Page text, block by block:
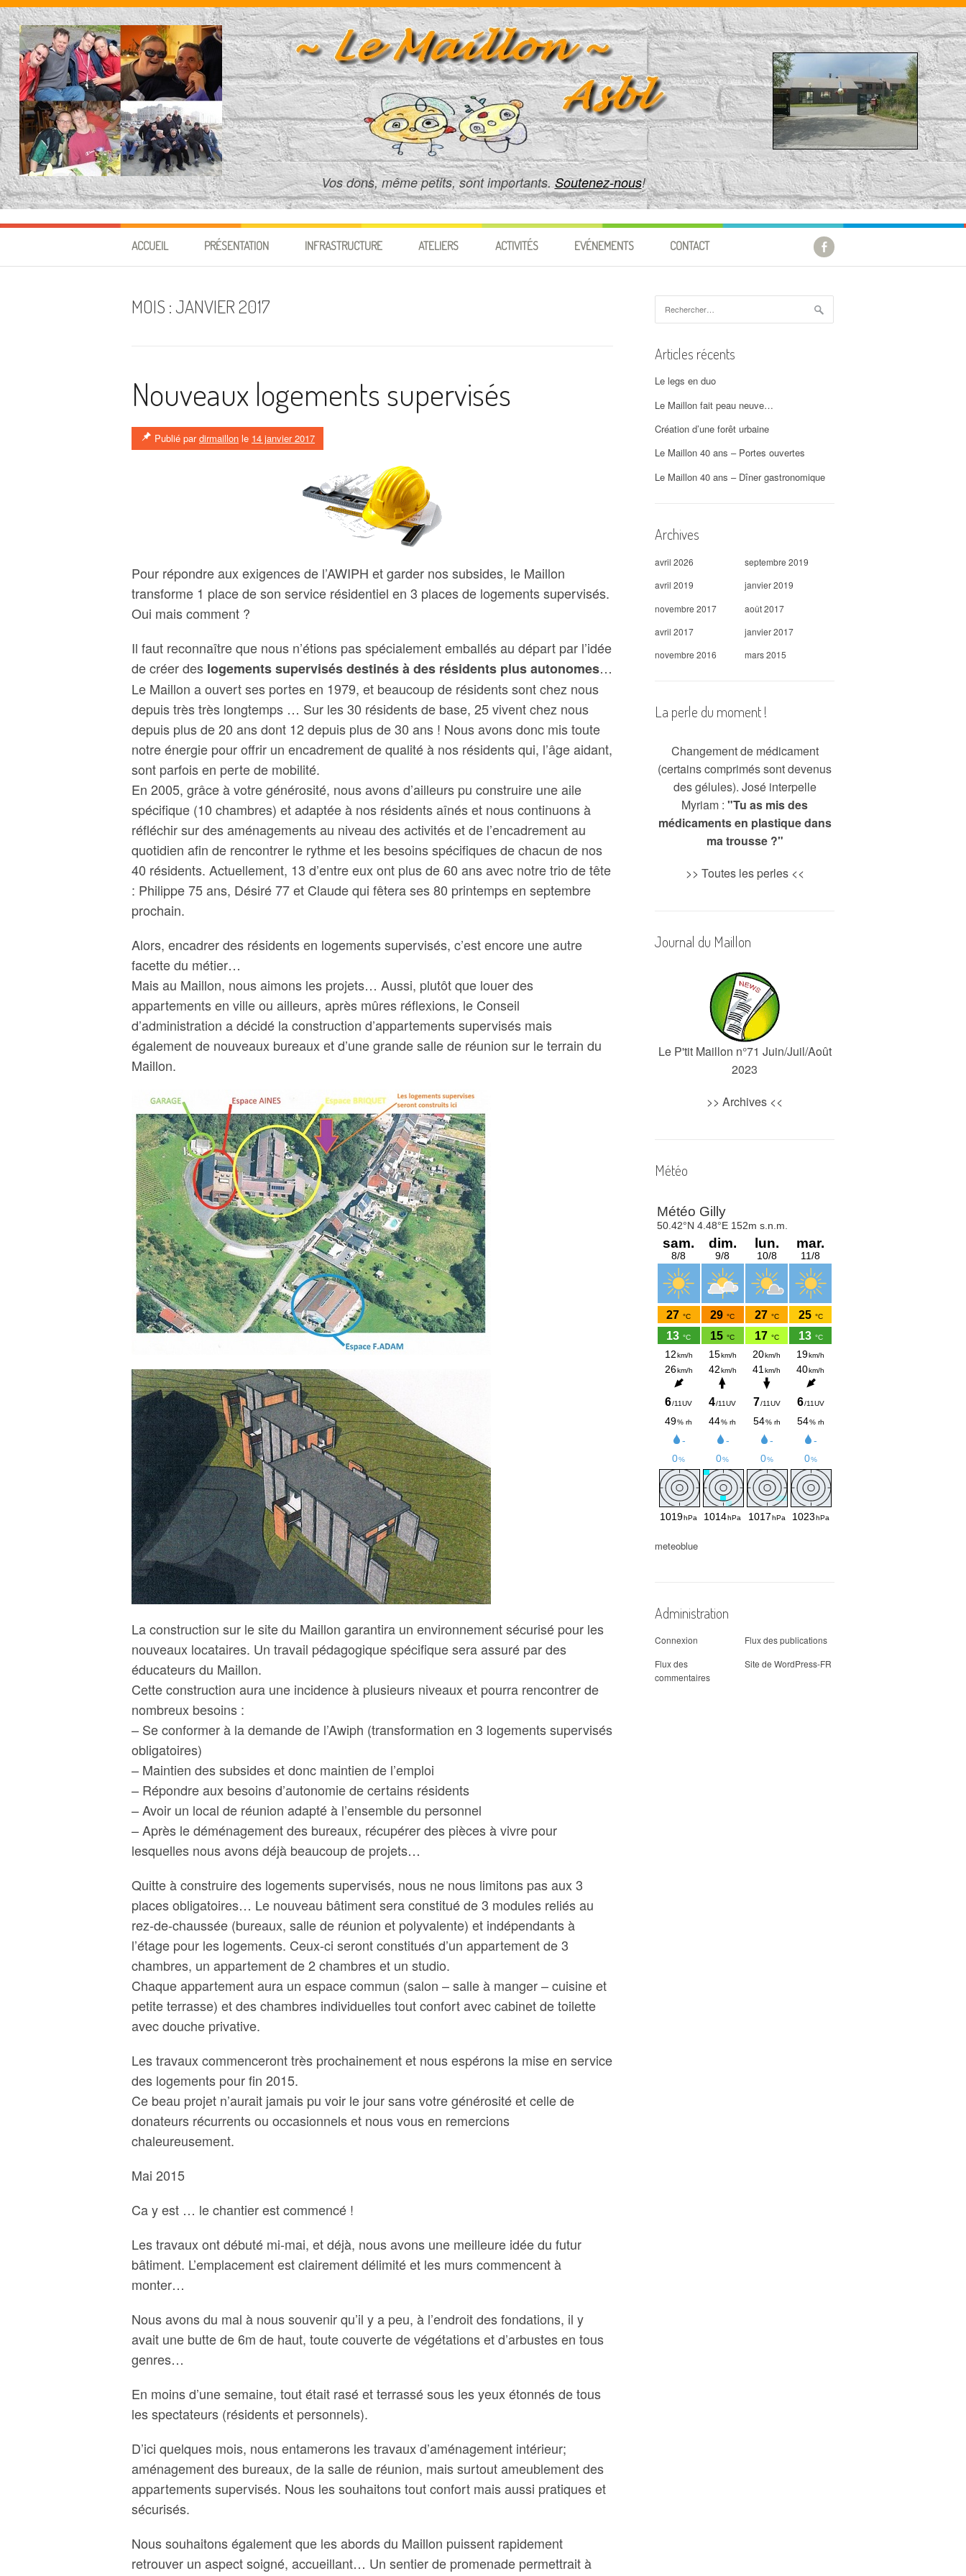
Aller au contenu
Vos dons, même petits, sont importants.Soutenez-nous!
ACCUEIL PRÉSENTATION INFRASTRUCTURE ATELIERS ACTIVITÉS EVÉNEMENTS CONTACT
MOIS : JANVIER 2017
Nouveaux logements supervisés
Publié pardirmaillon le 14 janvier 2017
Pour répondre aux exigences de l’AWIPH et garder nos subsides, le Maillon
transforme 1 place de son service résidentiel en 3 places de logements supervisés.
Oui mais comment ?
Il faut reconnaître que nous n’étions pas spécialement emballés au départ par l’idée
de créer des logements supervisés destinés à des résidents plus autonomes…
Le Maillon a ouvert ses portes en 1979, et beaucoup de résidents sont chez nous
depuis très très longtemps … Sur les 30 résidents de base, 25 vivent chez nous
depuis plus de 20 ans dont 12 depuis plus de 30 ans ! Nous avons donc mis toute
notre énergie pour offrir un encadrement de qualité à nos résidents qui, l’âge aidant,
sont parfois en perte de mobilité.
En 2005, grâce à votre générosité, nous avons d’ailleurs pu construire une aile
spécifique (10 chambres) et adaptée à nos résidents aînés et nous continuons à
réfléchir sur des aménagements au niveau des activités et de l’encadrement au
quotidien afin de rencontrer le rythme et les besoins spécifiques de chacun de nos
40 résidents. Actuellement, 13 d’entre eux ont plus de 60 ans avec notre trio de tête
: Philippe 75 ans, Désiré 77 et Claude qui fêtera ses 80 printemps en septembre
prochain.
Alors, encadrer des résidents en logements supervisés, c’est encore une autre
facette du métier…
Mais au Maillon, nous aimons les projets… Aussi, plutôt que louer des
appartements en ville ou ailleurs, après mûres réflexions, le Conseil
d’administration a décidé la construction d’appartements supervisés mais
également de nouveaux bureaux et d’une grande salle de réunion sur le terrain du
Maillon.
La construction sur le site du Maillon garantira un environnement sécurisé pour les
nouveaux locataires. Un travail pédagogique spécifique sera assuré par des
éducateurs du Maillon.
Cette construction aura une incidence à plusieurs niveaux et pourra rencontrer de
nombreux besoins :
– Se conformer à la demande de l’Awiph (transformation en 3 logements supervisés
obligatoires)
– Maintien des subsides et donc maintien de l’emploi
– Répondre aux besoins d’autonomie de certains résidents
– Avoir un local de réunion adapté à l’ensemble du personnel
– Après le déménagement des bureaux, récupérer des pièces à vivre pour
lesquelles nous avons déjà beaucoup de projets…
Quitte à construire des logements supervisés, nous ne nous limitons pas aux 3
places obligatoires… Le nouveau bâtiment sera constitué de 3 modules reliés au
rez-de-chaussée (bureaux, salle de réunion et polyvalente) et indépendants à
l’étage pour les logements. Ceux-ci seront constitués d’un appartement de 3
chambres, un appartement de 2 chambres et un studio.
Chaque appartement aura un espace commun (salon – salle à manger – cuisine et
petite terrasse) et des chambres individuelles tout confort avec cabinet de toilette
avec douche privative.
Les travaux commenceront très prochainement et nous espérons la mise en service
des logements pour fin 2015.
Ce beau projet n’aurait jamais pu voir le jour sans votre générosité et celle de
donateurs récurrents ou occasionnels et nous vous en remercions
chaleureusement.
Mai 2015
Ca y est … le chantier est commencé !
Les travaux ont débuté mi-mai, et déjà, nous avons une meilleure idée du futur
bâtiment. L’emplacement est clairement délimité et les murs commencent à
monter…
Nous avons du mal à nous souvenir qu’il y a peu, à l’endroit des fondations, il y
avait une butte de 6m de haut, toute couverte de végétations et d’arbustes en tous
genres…
En moins d’une semaine, tout était rasé et terrassé sous les yeux étonnés de tous
les spectateurs (résidents et personnels).
D’ici quelques mois, nous entamerons les travaux d’aménagement intérieur;
aménagement des bureaux, de la salle de réunion, mais surtout ameublement des
appartements supervisés. Nous les souhaitons tout confort mais aussi pratiques et
sécurisés.
Nous souhaitons également que les abords du Maillon puissent rapidement
retrouver un aspect soigné, accueillant… Un sentier de promenade permettrait à
Articles récents
Le legs en duo
Le Maillon fait peau neuve…
Création d’une forêt urbaine
Le Maillon 40 ans – Portes ouvertes
Le Maillon 40 ans – Dîner gastronomique
Archives
avril 2026
septembre 2019
avril 2019
janvier 2019
novembre 2017
août 2017
avril 2017
janvier 2017
novembre 2016
mars 2015
La perle du moment !
Changement de médicament
(certains comprimés sont devenus
des gélules). José interpelle
Myriam : "Tu as mis des
médicaments en plastique dans
ma trousse ?"
>> Toutes les perles<<
Journal du Maillon
Le P'tit Maillon n°71 Juin/Juil/Août
2023
>> Archives <<
Météo
meteoblue
Administration
Connexion
Flux des publications
Flux des
commentaires
Site de WordPress-FR